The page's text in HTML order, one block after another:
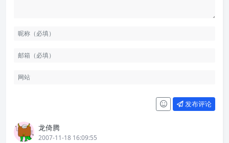
发布评论
龙倚腾
2007-11-18 16:09:55